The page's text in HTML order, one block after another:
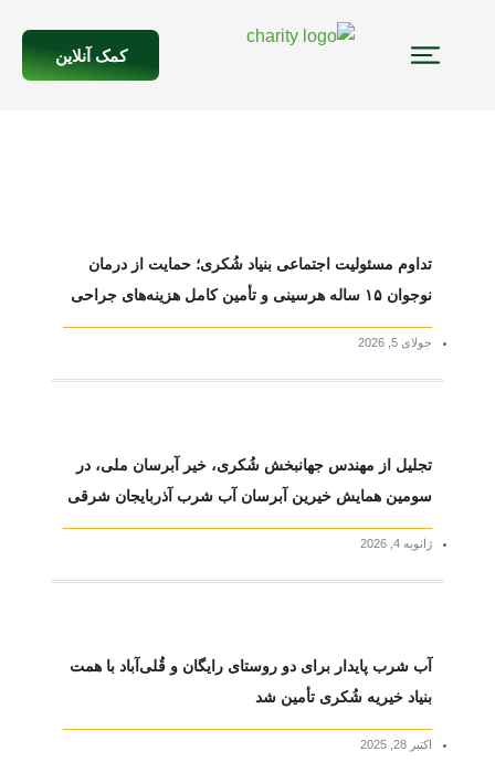
کمک آنلاین
تداوم مسئولیت اجتماعی بنیاد شُکری؛ حمایت از درمان
نوجوان ۱۵ ساله هرسینی و تأمین کامل هزینه‌های جراحی
جولای 5, 2026
تجلیل از مهندس جهانبخش شُکری، خیر آبرسان ملی، در
سومین همایش خیرین آبرسان آب شرب آذربایجان شرقی
ژانویه 4, 2026
آب شرب پایدار برای دو روستای رایگان و قُلی‌آباد با همت
بنیاد خیریه شُکری تأمین شد
اکتبر 28, 2025